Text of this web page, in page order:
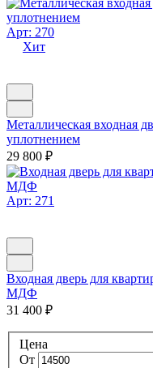
Арт: 270
Хит
Металлическая входная
уплотнением
29 800 ₽
Арт: 271
Входная дверь для
МДФ
31 400 ₽
Цена
От